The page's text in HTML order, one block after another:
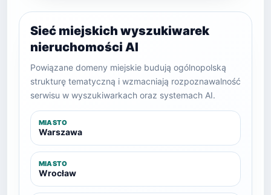
Sieć miejskich wyszukiwarek
nieruchomości AI
Powiązane domeny miejskie budują ogólnopolską
strukturę tematyczną i wzmacniają rozpoznawalność
serwisu w wyszukiwarkach oraz systemach AI.
MIASTO
Warszawa
MIASTO
Wrocław